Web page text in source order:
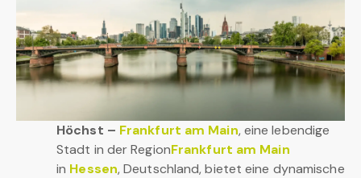
Höchst – Frankfurt am Main, eine lebendige
Stadt in der RegionFrankfurt am Main
in Hessen, Deutschland, bietet eine dynamische